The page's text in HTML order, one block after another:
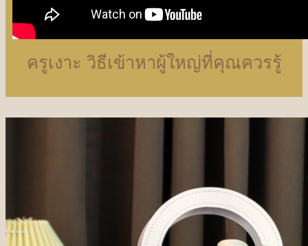
ครูเงาะ วิธีเข้าหาผู้ใหญ่ที่คุณควรรู้